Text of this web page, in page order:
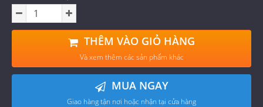
THÊM VÀO GIỎ HÀNG
Và xem thêm các sản phẩm khác
MUA NGAY
Giao hàng tận nơi hoặc nhận tại cửa hàng